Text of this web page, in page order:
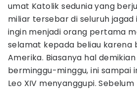
umat Katolik sedunia yang
miliar tersebar di seluruh jagad
ingin menjadi orang pertama
selamat kepada beliau karena
Amerika. Biasanya hal
berminggu-minggu, ini sampai
Leo XIV menyanggupi.